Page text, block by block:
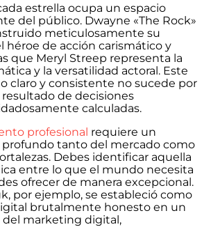
estrella ocupa un espacio
del público. Dwayne «The Rock»
meticulosamente su
héroe de acción carismático y
que Meryl Streep representa la
y la versatilidad actoral. Este
claro y consistente no sucede por
de decisiones
calculadas.
profesional requiere un
tanto del mercado como
Debes identificar aquella
entre lo que el mundo necesita
ofrecer de manera excepcional.
por ejemplo, se estableció como
brutalmente honesto en un
del marketing digital,